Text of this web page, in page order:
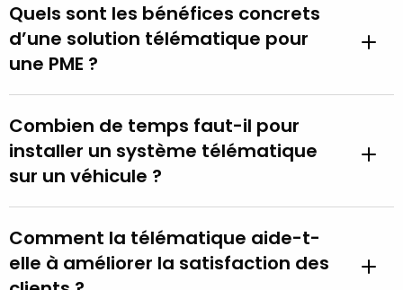
Quels sont les bénéfices concrets
d’une solution télématique pour
une PME ?
Combien de temps faut-il pour
installer un système télématique
sur un véhicule ?
Comment la télématique aide-t-
elle à améliorer la satisfaction des